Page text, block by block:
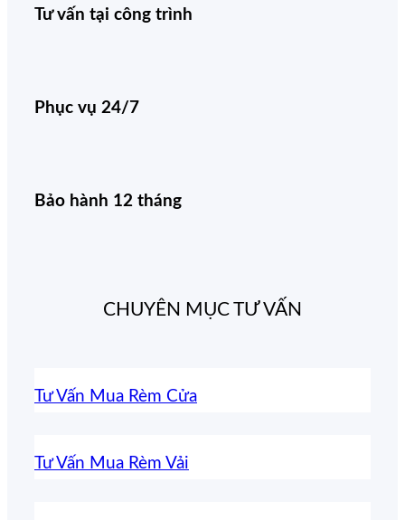
Tư vấn tại công trình
Phục vụ 24/7
Bảo hành 12 tháng
CHUYÊN MỤC TƯ VẤN
Tư Vấn Mua Rèm Cửa
Tư Vấn Mua Rèm Vải